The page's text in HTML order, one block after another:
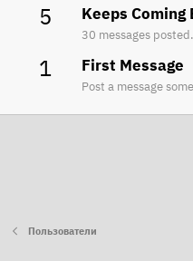
5 Keeps Coming
30 messages
1 First Message
Post a message
Пользователи